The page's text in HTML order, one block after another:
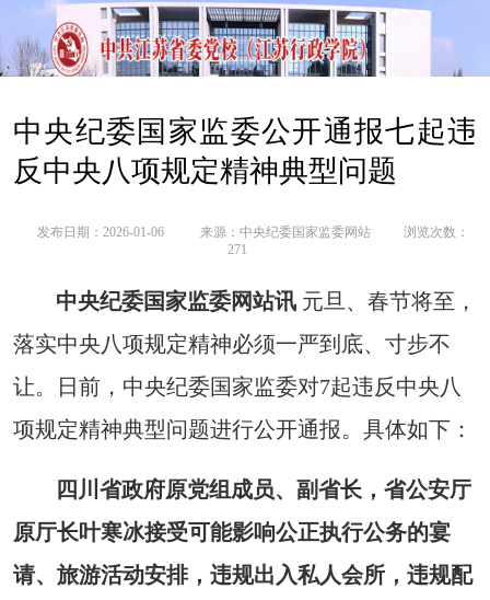
中央纪委国家监委公开通报七起违
反中央八项规定精神典型问题
发布日期：2026-01-06 来源： 中央纪委国家监委网站
浏览次数：
271
中央纪委国家监委网站讯 元旦、春节将至，
落实中央八项规定精神必须一严到底、寸步不
让。日前，中央纪委国家监委对7起违反中央八
项规定精神典型问题进行公开通报。具体如下：
四川省政府原党组成员、副省长，省公安厅
原厅长叶寒冰接受可能影响公正执行公务的宴
请、旅游活动安排，违规出入私人会所，违规配